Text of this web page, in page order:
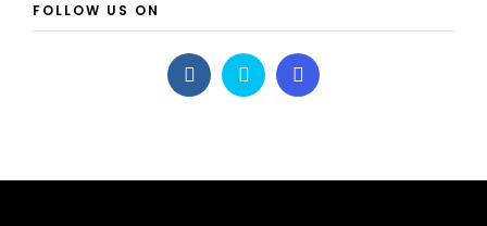
FOLLOW US ON